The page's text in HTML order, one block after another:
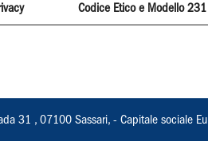
Codice Etico e Modello 231
31 , 07100 Sassari, - Capitale sociale